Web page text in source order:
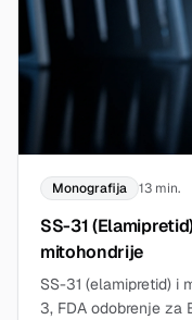
Monografija 13 min.
SS-31
mitohondrije
SS-31 (elamipretid) i
3, FDA odobrenje za